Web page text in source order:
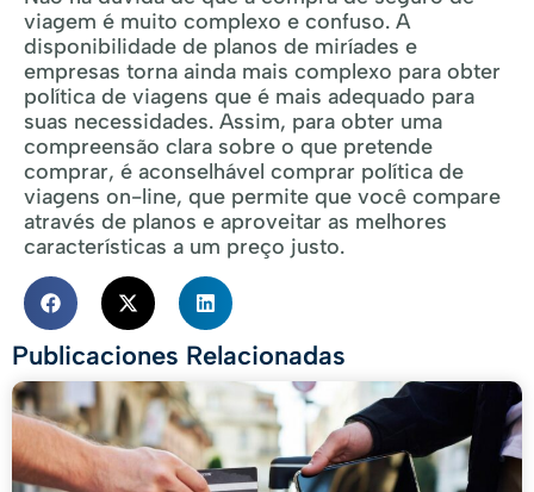
viagem é muito complexo e confuso. A
disponibilidade de planos de miríades e
empresas torna ainda mais complexo para obter
política de viagens que é mais adequado para
suas necessidades. Assim, para obter uma
compreensão clara sobre o que pretende
comprar, é aconselhável comprar política de
viagens on-line, que permite que você compare
através de planos e aproveitar as melhores
características a um preço justo.
Publicaciones Relacionadas